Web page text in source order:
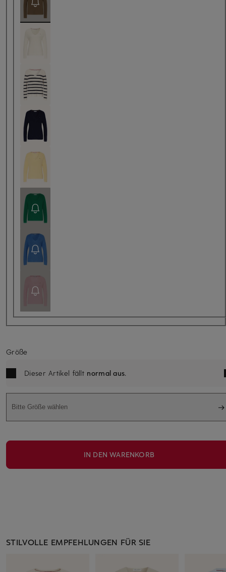
Größe
Dieser Artikel fällt normal aus.
Bitte Größe wählen
IN DEN WARENKORB
STILVOLLE EMPFEHLUNGEN FÜR SIE